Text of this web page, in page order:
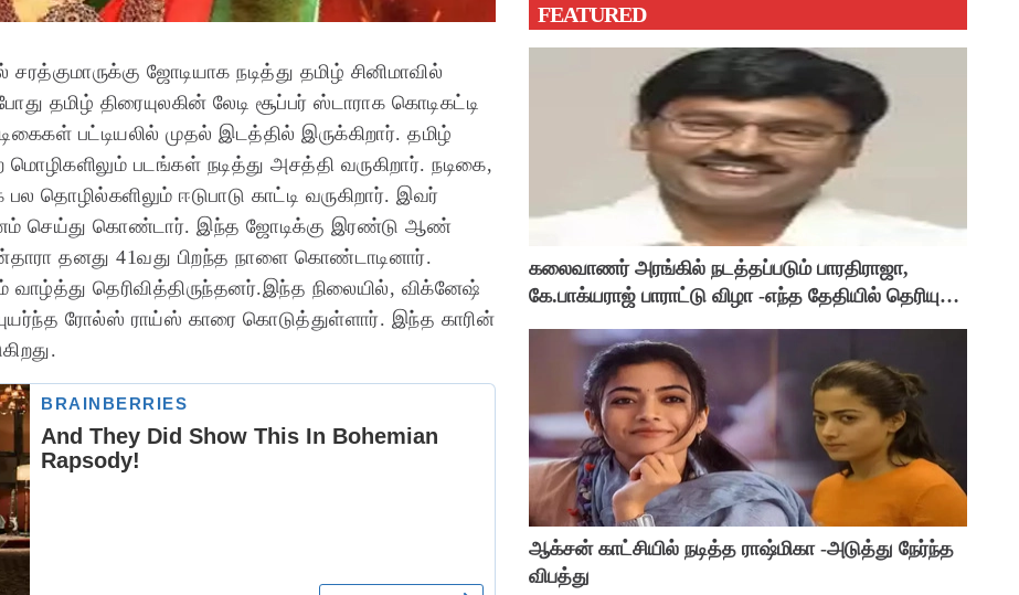
ஜோடியாக நடித்து தமிழ் சினிமாவில்
தமிழ் திரையுலகின் லேடி சூப்பர் ஸ்டாராக கொடிகட்டி
பட்டியலில் முதல் இடத்தில் இருக்கிறார். தமிழ்
படங்கள் நடித்து அசத்தி வருகிறார். நடிகை,
தொழில்களிலும் ஈடுபாடு காட்டி வருகிறார். இவர்
செய்து கொண்டார். இந்த ஜோடிக்கு இரண்டு ஆண்
தனது 41வது பிறந்த நாளை கொண்டாடினார்.
வாழ்த்து தெரிவித்திருந்தனர்.இந்த நிலையில், விக்னேஷ்
ரோல்ஸ் ராய்ஸ் காரை கொடுத்துள்ளார். இந்த காரின்
FEATURED
கலைவாணர் அரங்கில் நடத்தப்படும் பாரதிராஜா,
கே.பாக்யராஜ் பாராட்டு விழா -எந்த தேதியில் தெரியுமா
ஆக்சன் காட்சியில் நடித்த ராஷ்மிகா -அடுத்து நேர்ந்த
விபத்து